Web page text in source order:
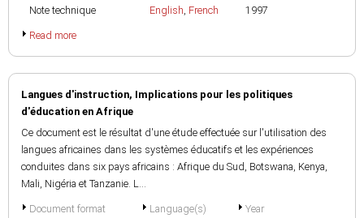
Note technique
English, French
1997
Read more
Langues d'instruction, Implications pour les politiques
d'éducation en Afrique
Ce document est le résultat d'une étude effectuée sur l'utilisation des
langues africaines dans les systèmes éducatifs et les expériences
conduites dans six pays africains : Afrique du Sud, Botswana, Kenya,
Mali, Nigéria et Tanzanie. L...
Document format
Language(s)
Year